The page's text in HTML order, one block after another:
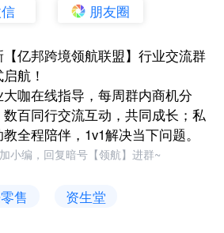
朋友圈
【亿邦跨境领航联盟】行业交流群
航！
大咖在线指导，每周群内商机分
数百同行交流互动，共同成长；私
教全程陪伴，1v1解决当下问题。
小编，回复暗号【领航】进群~
售 资生堂